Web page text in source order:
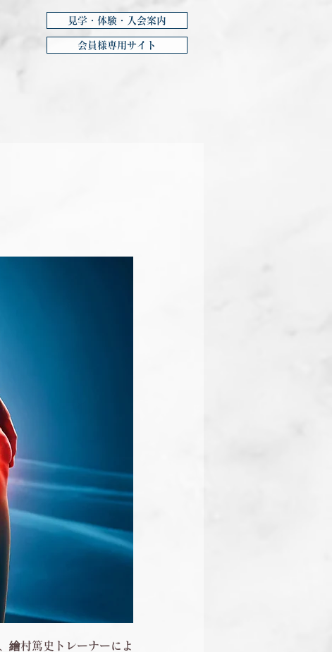
見学・体験・入会案内
会員様専用サイト
繪村篤史トレーナーによ